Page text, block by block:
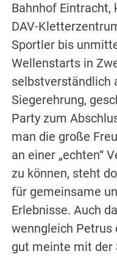
Bahnhof
DAV-
Sportler bis
Wellenstarts in
selbstverständlich
Siegerehrung,
Party zum
man die große
an einer „echten“
zu können, steht
für gemeinsame
Erlebnisse. Auch
wenngleich Petrus
gut meinte mit der